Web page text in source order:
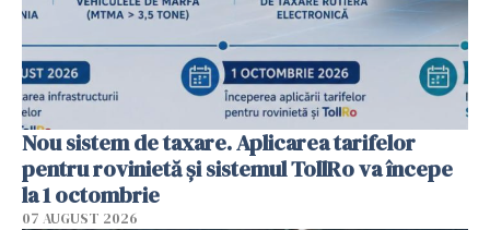
Nou sistem de taxare. Aplicarea tarifelor
pentru rovinietă şi sistemul TollRo va începe
la 1 octombrie
07 AUGUST 2026